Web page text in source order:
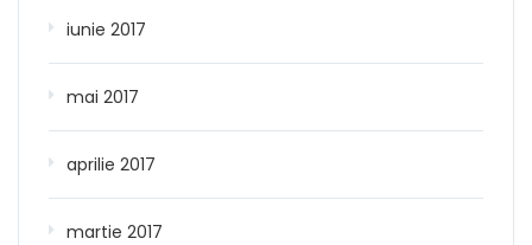
iunie 2017
mai 2017
aprilie 2017
martie 2017